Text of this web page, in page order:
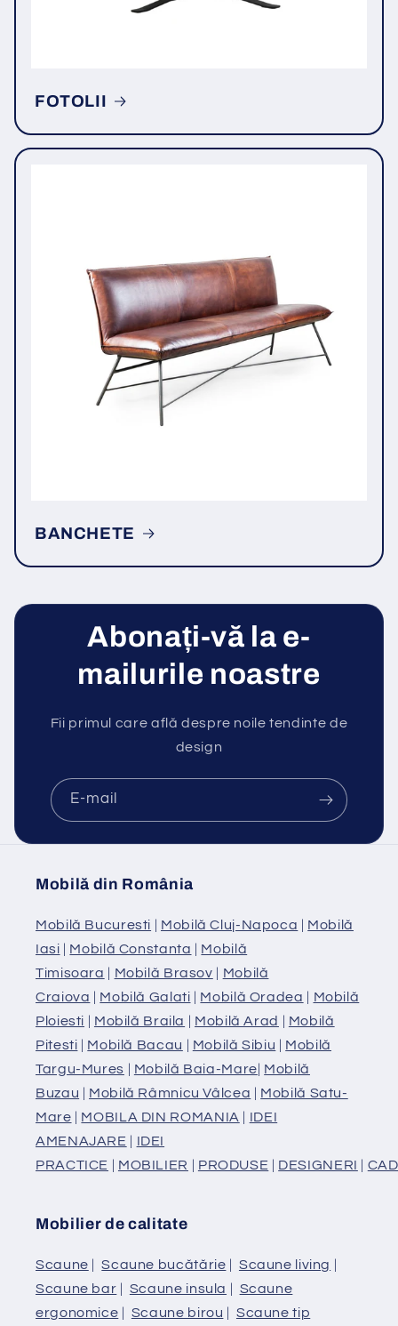
FOTOLII
BANCHETE
Abonați-vă la e-
mailurile noastre
Fii primul care află despre noile tendinte de
design
E-mail
Mobilă din România
Mobilă Bucuresti | Mobilă Cluj-Napoca | Mobilă
Iasi | Mobilă Constanta | Mobilă
Timisoara | Mobilă Brasov | Mobilă
Craiova | Mobilă Galati | Mobilă Oradea | Mobilă
Ploiesti | Mobilă Braila | Mobilă Arad | Mobilă
Pitesti | Mobilă Bacau | Mobilă Sibiu | Mobilă
Targu-Mures | Mobilă Baia-Mare| Mobilă
Buzau | Mobilă Râmnicu Vâlcea | Mobilă Satu-
Mare | MOBILA DIN ROMANIA | IDEI
AMENAJARE | IDEI
PRACTICE | MOBILIER | PRODUSE | DESIGNERI |
Mobilier de calitate
Scaune |Scaune bucătărie | Scaune living |
Scaune bar | Scaune insula | Scaune
ergonomice | Scaune birou | Scaune tip